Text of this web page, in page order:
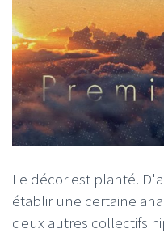
Le décor est planté.
établir une certaine
deux autres collectifs